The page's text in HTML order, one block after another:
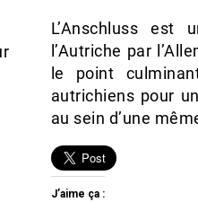
L’Anschluss est
l’Autriche par
le point
autrichiens pour
au sein d’une
J’aime ça :